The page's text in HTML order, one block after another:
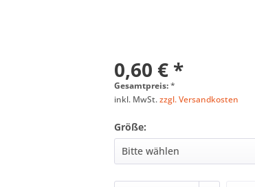
0,60 € *
Gesamtpreis:*
inkl. MwSt.zzgl. Versandkosten
Größe: